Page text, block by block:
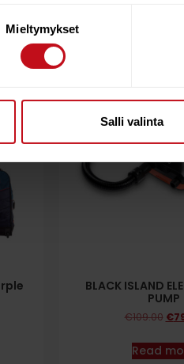
Mieltymykset
Salli valinta
BLACK ISLAND
PUMP
€109.00 €
Read